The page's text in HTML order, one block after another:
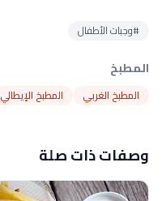
#وجبات الأطفال
المطبخ
المطبخ الغربي المطبخ الإيطالي
وصفات ذات صلة